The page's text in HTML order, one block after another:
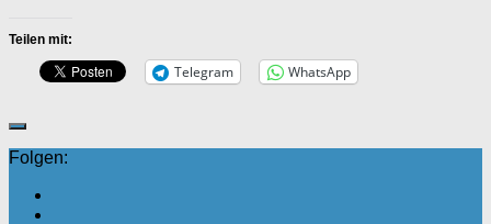
Teilen mit:
Telegram WhatsApp
Folgen: